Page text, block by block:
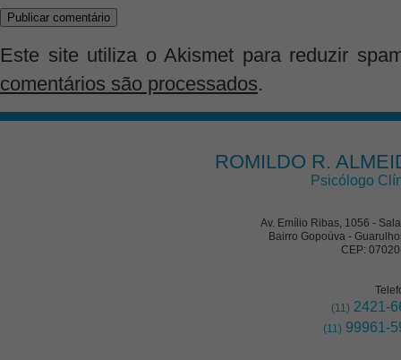
Este site utiliza o Akismet para reduzir
comentários são processados.
ROMILDO R.
Psicólogo
Av. Emílio Ribas, 1056 -
Bairro Gopoúva -
CEP:
(11) 2421-
(11) 99961-